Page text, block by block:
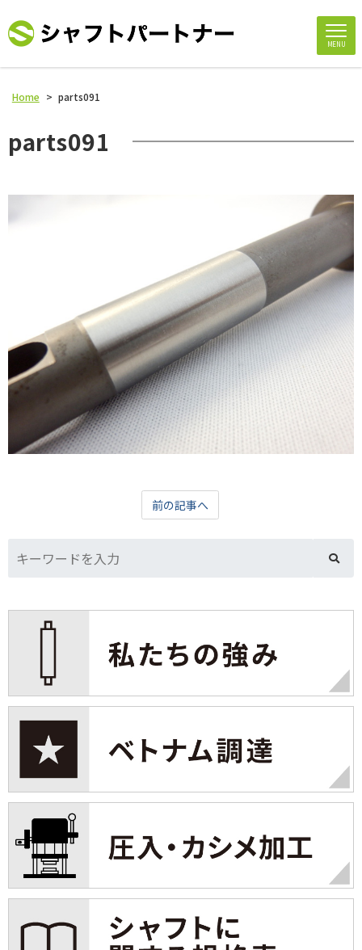
MENU
Home > parts091
parts091
前の記事へ